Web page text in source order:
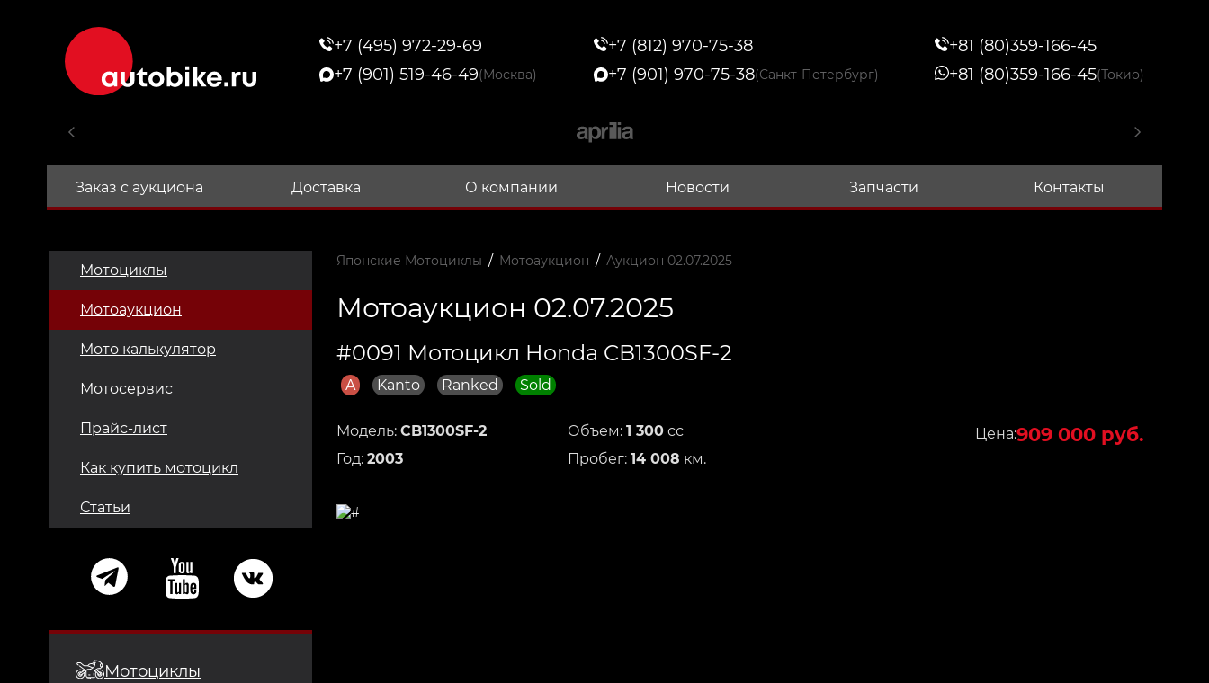
+7 (495) 972-29-69
+7 (901) 519-46-49(Москва)
+7 (812) 970-75-38
+7 (901) 970-75-38(Санкт-Петербург)
+81 (80)359-166-45
+81 (80)359-166-45(Токио)
Заказ с аукциона Доставка О компании Новости Запчасти Контакты
Мотоциклы
Мотоаукцион
Мото калькулятор
Мотосервис
Прайс-лист
Как купить мотоцикл
Статьи
Мотоциклы
Японские Мотоциклы / Мотоаукцион / Аукцион 02.07.2025
Мотоаукцион 02.07.2025
#0091 Мотоцикл Honda CB1300SF-2
A Kanto Ranked Sold
Модель: CB1300SF-2
Год: 2003
Объем: 1 300 сс
Пробег: 14 008 км.
Цена:909 000 руб.